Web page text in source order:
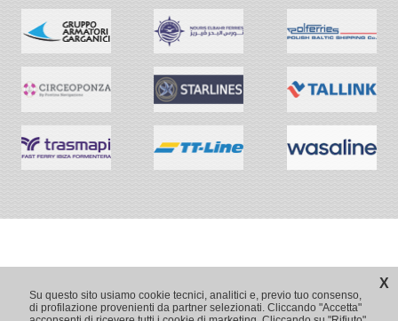
X
Su questo sito usiamo cookie tecnici, analitici e, previo tuo consenso,
di profilazione provenienti da partner selezionati. Cliccando "Accetta"